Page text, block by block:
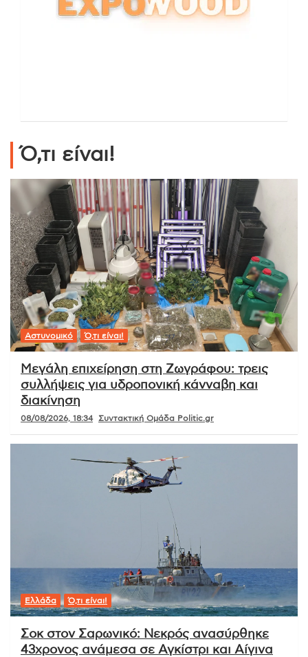
Ό,τι είναι!
Αστυνομικό Ό,τι είναι!
Μεγάλη επιχείρηση στη Ζωγράφου: τρεις
συλλήψεις για υδροπονική κάνναβη και
διακίνηση
08/08/2026, 18:34 Συντακτική Ομάδα Politic.gr
Ελλάδα Ό,τι είναι!
Σοκ στον Σαρωνικό: Νεκρός ανασύρθηκε
43χρονος ανάμεσα σε Αγκίστρι και Αίγινα